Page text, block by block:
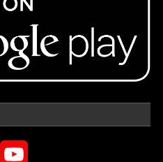
Twitter